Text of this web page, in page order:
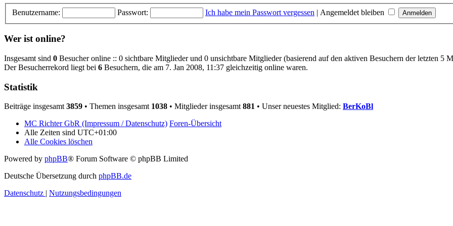
Benutzername: Passwort: Ich habe mein Passwort vergessen | Angemeldet bleiben
Wer ist online?
Insgesamt sind 0 Besucher online :: 0 sichtbare Mitglieder und 0 unsichtbare Mitglieder (basierend auf den aktiven Besuchern der letzten 5
Der Besucherrekord liegt bei 6 Besuchern, die am 7. Jan 2008, 11:37 gleichzeitig online waren.
Statistik
Beiträge insgesamt 3859 • Themen insgesamt 1038 • Mitglieder insgesamt 881 • Unser neuestes Mitglied: BerKoBl
MC Richter GbR (Impressum / Datenschutz) Foren-Übersicht
Alle Zeiten sind UTC+01:00
Alle Cookies löschen
Powered by phpBB® Forum Software © phpBB Limited
Deutsche Übersetzung durch phpBB.de
Datenschutz | Nutzungsbedingungen